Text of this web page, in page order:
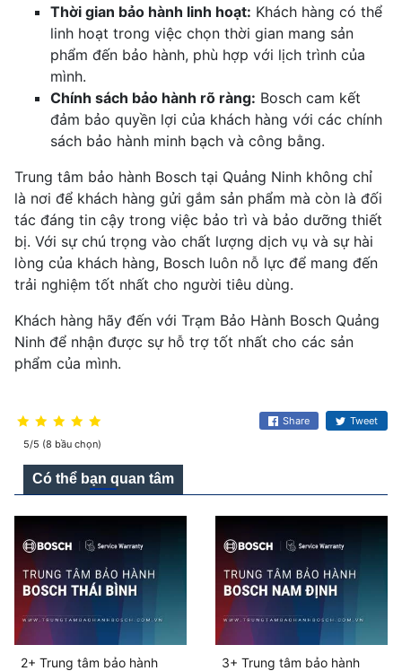
Thời gian bảo hành linh hoạt: Khách hàng có thể
linh hoạt trong việc chọn thời gian mang sản
phẩm đến bảo hành, phù hợp với lịch trình của
mình.
Chính sách bảo hành rõ ràng: Bosch cam kết
đảm bảo quyền lợi của khách hàng với các chính
sách bảo hành minh bạch và công bằng.
Trung tâm bảo hành Bosch tại Quảng Ninh không chỉ
là nơi để khách hàng gửi gắm sản phẩm mà còn là đối
tác đáng tin cậy trong việc bảo trì và bảo dưỡng thiết
bị. Với sự chú trọng vào chất lượng dịch vụ và sự hài
lòng của khách hàng, Bosch luôn nỗ lực để mang đến
trải nghiệm tốt nhất cho người tiêu dùng.
Khách hàng hãy đến với Trạm Bảo Hành Bosch Quảng
Ninh để nhận được sự hỗ trợ tốt nhất cho các sản
phẩm của mình.
5/5 (8 bầu chọn)
Share Tweet
Có thể bạn quan tâm
2+ Trung tâm bảo hành
3+ Trung tâm bảo hành